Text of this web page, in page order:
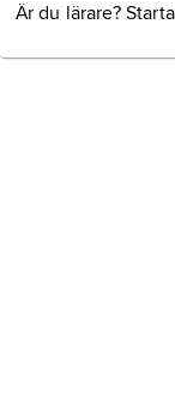
Är du lärare?